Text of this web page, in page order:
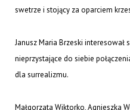
swetrze i stojący za oparciem
Janusz Maria Brzeski interesował
nieprzystające do siebie
dla surrealizmu.
Małgorzata Wiktorko, Agnieszka